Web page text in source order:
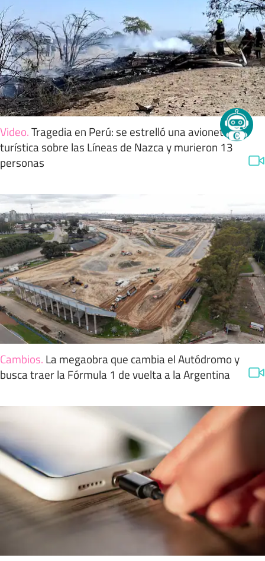
Video.Tragedia en Perú: se estrelló una avioneta
turística sobre las Líneas de Nazca y murieron 13
personas
Cambios. La megaobra que cambia el Autódromo y
busca traer la Fórmula 1 de vuelta a la Argentina